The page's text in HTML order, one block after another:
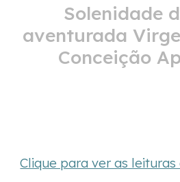
Solenidade
aventurada
Conceição
Clique para ver as leituras